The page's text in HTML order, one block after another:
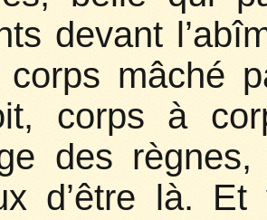
devant
corps mâché
corps à
des
d’être là.